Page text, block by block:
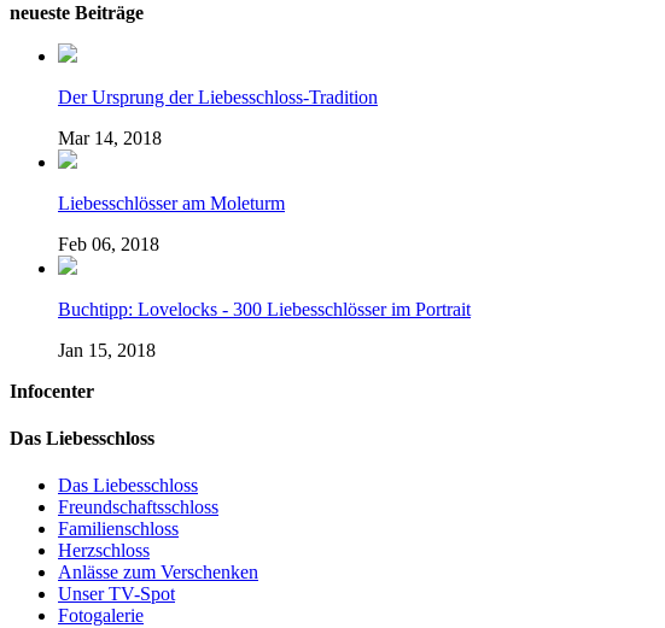
neueste Beiträge
Der Ursprung der Liebesschloss-Tradition
Mar 14, 2018
Liebesschlösser am Moleturm
Feb 06, 2018
Buchtipp: Lovelocks - 300 Liebesschlösser im Portrait
Jan 15, 2018
Infocenter
Das Liebesschloss
Das Liebesschloss
Freundschaftsschloss
Familienschloss
Herzschloss
Anlässe zum Verschenken
Unser TV-Spot
Fotogalerie